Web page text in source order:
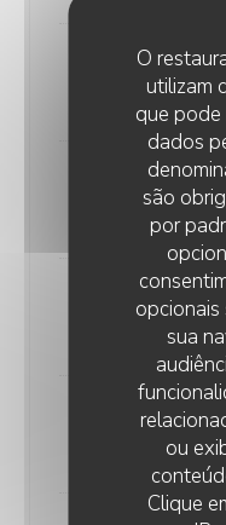
O
utilizam
que pode
dados
são
por
opcionais
sua
ou
Clique
Filet
Rognons